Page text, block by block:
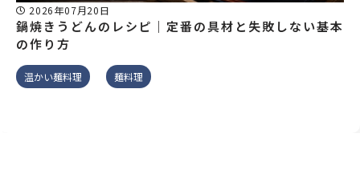
2026年07月20日
鍋焼きうどんのレシピ｜定番の具材と失敗しない基本
の作り方
温かい麺料理 麺料理